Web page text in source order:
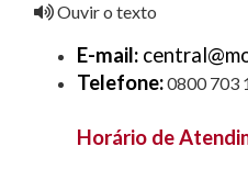
Ouvir o texto
E-mail:
Telefone:0800 703
Horário de